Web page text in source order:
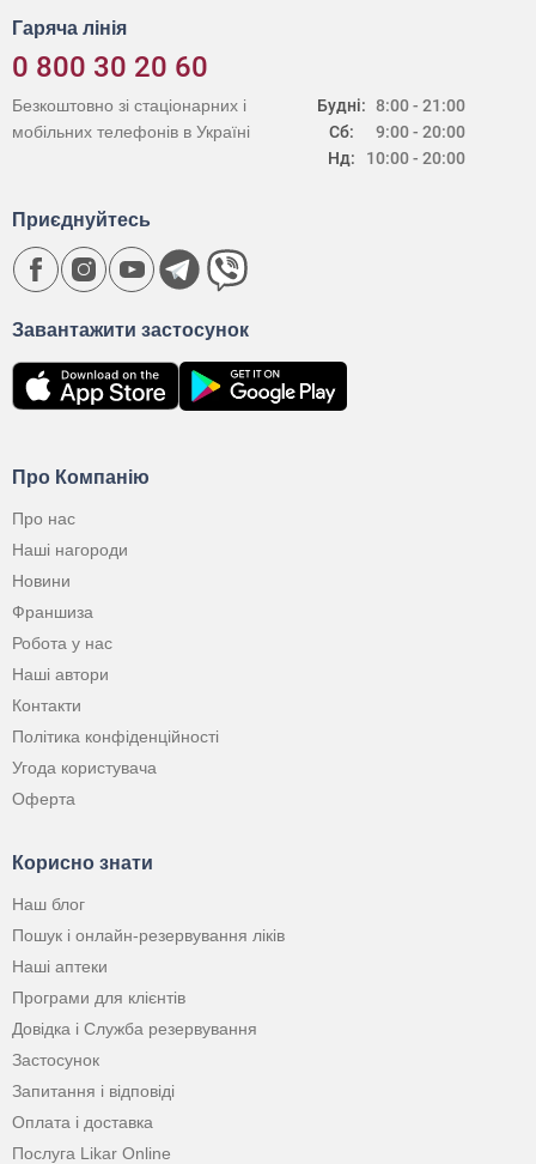
Гаряча лінія
0 800 30 20 60
Будні:
Сб:
Нд:
8:00 - 21:00
9:00 - 20:00
10:00 - 20:00
Безкоштовно зі стаціонарних і
мобільних телефонів в Україні
Про Компанію
Про нас
Наші нагороди
Новини
Франшиза
Робота у нас
Наші автори
Контакти
Політика конфіденційності
Угода користувача
Оферта
Корисно знати
Наш блог
Пошук і онлайн-резервування ліків
Наші аптеки
Програми для клієнтів
Довідка і Служба резервування
Застосунок
Запитання і відповіді
Оплата і доставка
Послуга Likar Online
Завантажити застосунок
Приєднуйтесь